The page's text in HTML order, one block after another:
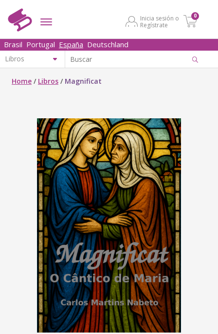
Inicia sesión o
Regístrate
0
Brasil Portugal España Deutschland
Home / Libros / Magnificat